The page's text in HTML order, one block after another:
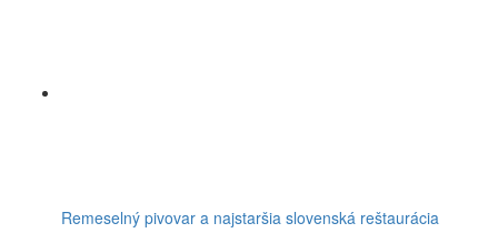
Remeselný pivovar a najstaršia slovenská reštaurácia